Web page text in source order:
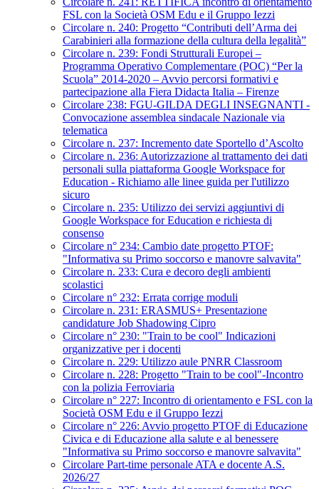
FSL con la Società OSM Edu e il Gruppo Iezzi
Circolare n. 240: Progetto “Contributi dell’Arma dei
Carabinieri alla formazione della cultura della legalità”
Circolare n. 239: Fondi Strutturali Europei –
Programma Operativo Complementare (POC) “Per la
Scuola” 2014-2020 – Avvio percorsi formativi e
partecipazione alla Fiera Didacta Italia – Firenze
Circolare 238: FGU-GILDA DEGLI INSEGNANTI -
Convocazione assemblea sindacale Nazionale via
telematica
Circolare n. 237: Incremento date Sportello d’Ascolto
Circolare n. 236: Autorizzazione al trattamento dei dati
personali sulla piattaforma Google Workspace for
Education - Richiamo alle linee guida per l'utilizzo
sicuro
Circolare n. 235: Utilizzo dei servizi aggiuntivi di
Google Workspace for Education e richiesta di
consenso
Circolare n° 234: Cambio date progetto PTOF:
"Informativa su Primo soccorso e manovre salvavita"
Circolare n. 233: Cura e decoro degli ambienti
scolastici
Circolare n° 232: Errata corrige moduli
Circolare n. 231: ERASMUS+ Presentazione
candidature Job Shadowing Cipro
Circolare n° 230: "Train to be cool" Indicazioni
organizzative per i docenti
Circolare n. 229: Utilizzo aule PNRR Classroom
Circolare n. 228: Progetto "Train to be cool"-Incontro
con la polizia Ferroviaria
Circolare n° 227: Incontro di orientamento e FSL con la
Società OSM Edu e il Gruppo Iezzi
Circolare n° 226: Avvio progetto PTOF di Educazione
Civica e di Educazione alla salute e al benessere
"Informativa su Primo soccorso e manovre salvavita"
Circolare Part-time personale ATA e docente A.S.
2026/27